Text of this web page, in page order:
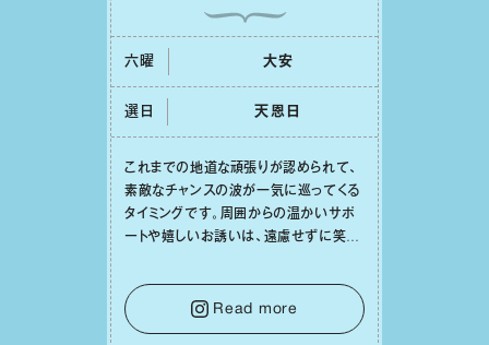
六曜 ⼤安
選日 天恩⽇
これまでの地道な頑張りが認められて、
素敵なチャンスの波が⼀気に巡ってくる
タイミングです。周囲からの温かいサポ
ートや嬉しいお誘いは、遠慮せずに笑顔
せになっていくイメージを持って⼀歩を
踏み出して。⼀⼈⼀⼈の良いところが混
ざり合い、ハッピーな未来が形作られて
Read more